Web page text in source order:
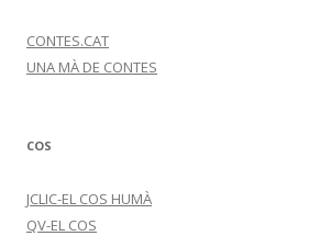
CONTES.CAT
UNA MÀ DE CONTES
COS
JCLIC-EL COS HUMÀ
QV-EL COS